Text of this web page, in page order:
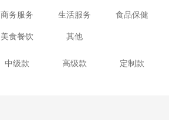
商务服务 生活服务 食品保健
美食餐饮 其他
中级款 高级款 定制款